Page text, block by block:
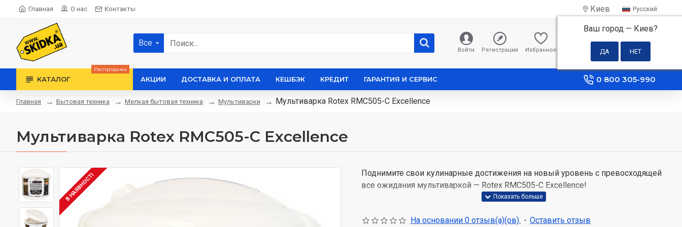
Главная О нас Контакты Киев
Ваш город — Киев?
Русский
Все
Войти Регистрация Избранное
0 грн
КАТАЛОГ
Распродажа
АКЦИИ ДОСТАВКА И ОПЛАТА КЕШБЭК КРЕДИТ ГАРАНТИЯ И СЕРВИС 0 800 305-990
Главная Бытовая техника Мелкая бытовая техника Мультиварки Мультиварка Rotex RMC505-C Excellence
Мультиварка Rotex RMC505-C Excellence
В НАЯВНОСТІ
Поднимите свои кулинарные достижения на новый уровень с превосходящей
все ожидания мультиваркой — Rotex RMC505-C Excellence!
Smart cooking
Входящий в функционал режима Smart cooking:
На основании 0 отзыв(а)(ов). - Оставить отзыв